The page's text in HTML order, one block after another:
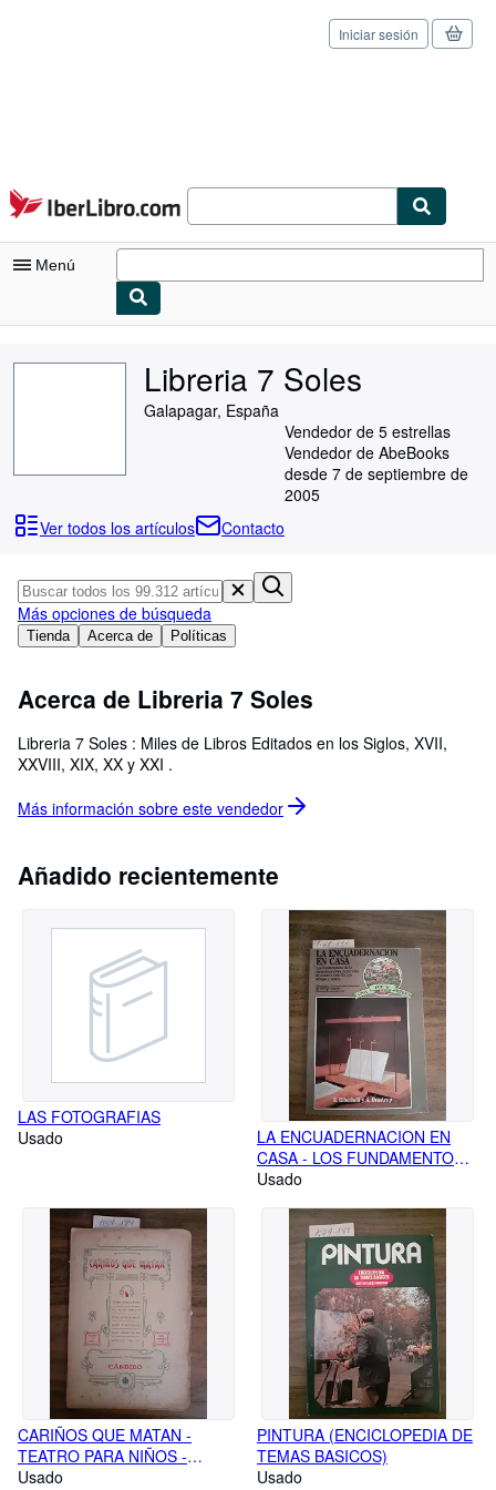
Pasar al contenido principal
IberLibro.com
Iniciar sesión
Menú
Consultar mis pedidos
Libros antiguos
Arte y coleccionismo
Vendedores
Comenzar a vender
Ayuda
CERRAR
Libreria 7 Soles
Galapagar, España
Vendedor de 5 estrellas
Vendedor de AbeBooks
desde 7 de septiembre de
2005
Ver todos los artículos
Contacto
Tienda Acerca de Políticas
Más opciones de búsqueda
Acerca de Libreria 7 Soles
Libreria 7 Soles : Miles de Libros Editados en los Siglos, XVII,
XXVIII, XIX, XX y XXI .
Más información sobre este vendedor
Añadido recientemente
LAS FOTOGRAFIAS
Usado
LA ENCUADERNACION EN
CASA - LOS FUNDAMENTOS
DE LA ENCUADERNACION,
SENCILLA CON DIBUJOS Y
TEXTOS
Usado
CARIÑOS QUE MATAN -
TEATRO PARA NIÑOS -
ENSAYO COMICO-
Usado
PINTURA (ENCICLOPEDIA DE
TEMAS BASICOS)
Usado